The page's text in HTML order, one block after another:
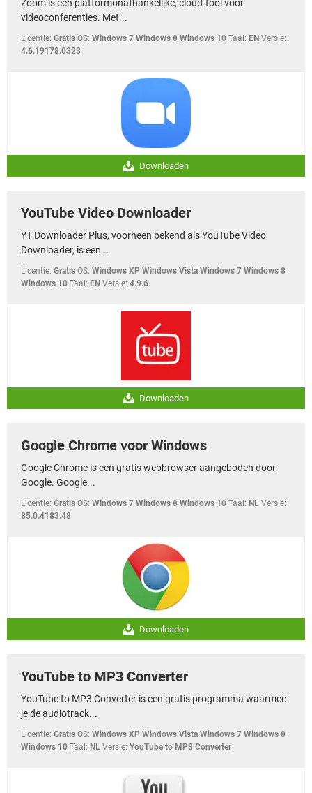
TIKTOK
Zoom is een platformonafhankelijke, cloud-tool voor
videoconferenties. Met...
Licentie: Gratis OS: Windows 7 Windows 8 Windows 10 Taal: EN Versie:
4.6.19178.0323
Downloaden
YouTube Video Downloader
YT Downloader Plus, voorheen bekend als YouTube Video
Downloader, is een...
Licentie: Gratis OS: Windows XP Windows Vista Windows 7 Windows 8
Windows 10 Taal: EN Versie: 4.9.6
Downloaden
Google Chrome voor Windows
Google Chrome is een gratis webbrowser aangeboden door
Google. Google...
Licentie: Gratis OS: Windows 7 Windows 8 Windows 10 Taal: NL Versie:
85.0.4183.48
Downloaden
YouTube to MP3 Converter
YouTube to MP3 Converter is een gratis programma waarmee
je de audiotrack...
Licentie: Gratis OS: Windows XP Windows Vista Windows 7 Windows 8
Windows 10 Taal: NL Versie: YouTube to MP3 Converter